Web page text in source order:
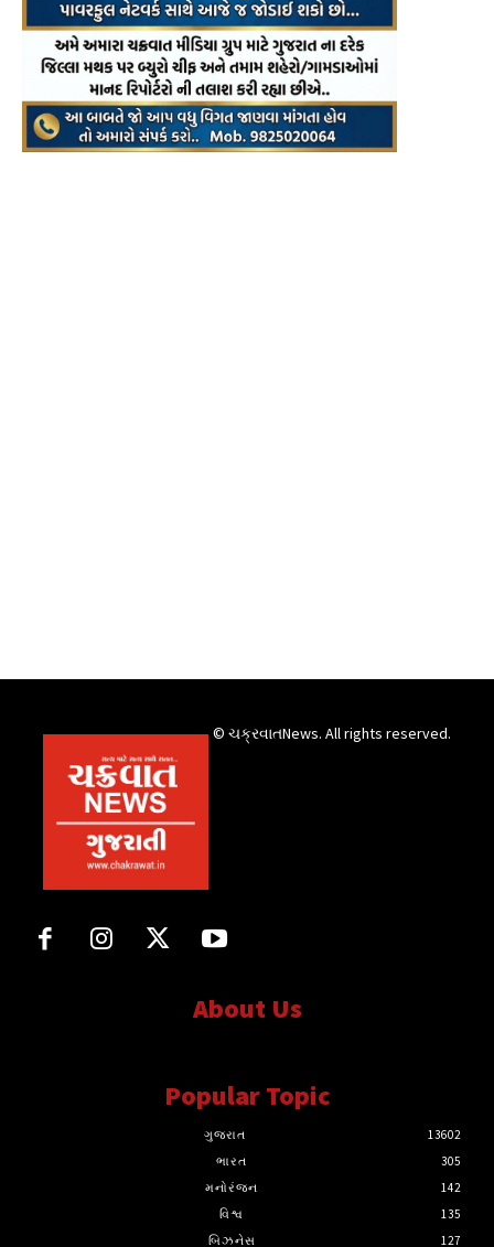
© ચક્રવાતNews. All rights reserved.
About Us
Popular Topic
ગુજરાત
13602
ભારત
305
મનોરંજન
142
વિશ્વ
135
બિઝનેસ
127